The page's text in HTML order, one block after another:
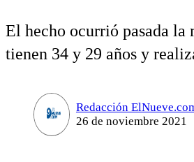
El hecho ocurrió pasada la
tienen 34 y 29 años y
Redacción
26 de noviembre 2021